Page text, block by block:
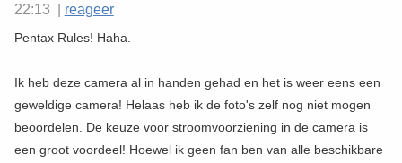
22:13 | reageer
Pentax Rules! Haha.
Ik heb deze camera al in handen gehad en het is weer eens een
geweldige camera! Helaas heb ik de foto's zelf nog niet mogen
beoordelen. De keuze voor stroomvoorziening in de camera is
een groot voordeel! Hoewel ik geen fan ben van alle beschikbare